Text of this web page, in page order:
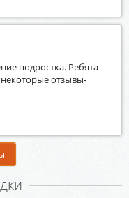
подростка. Ребята
отзывы-